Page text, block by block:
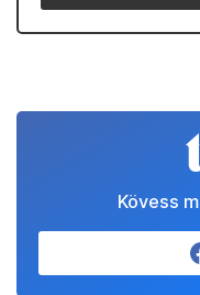
Kövess